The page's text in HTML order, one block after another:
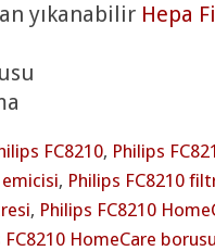
yıkanabilir Hepa
FC8210, Philips
emicisi, Philips FC8210
, Philips FC8210
FC8210 HomeCare